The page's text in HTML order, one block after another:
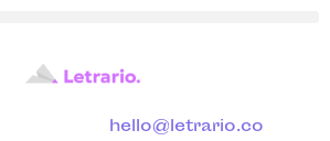
hello@letrario.co